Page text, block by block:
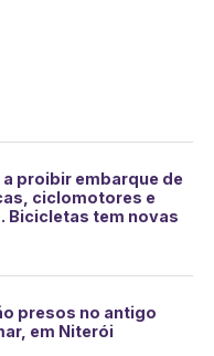
proibir embarque de
ciclomotores e
Bicicletas tem novas
presos no antigo
em Niterói